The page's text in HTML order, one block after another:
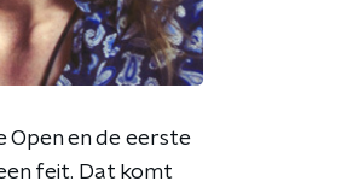
Open en de eerste
feit. Dat komt